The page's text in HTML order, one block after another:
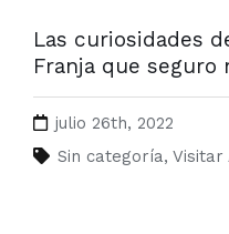
Las curiosidades
Franja que seguro
julio 26th, 2022
Sin categoría, Visitar